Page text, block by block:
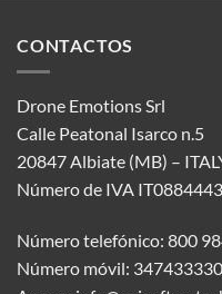
CONTACTOS
Drone Emotions Srl
Calle Peatonal Isarco n.5
20847 Albiate (MB) –
Número de IVA
Número telefónico: 800
Número móvil: